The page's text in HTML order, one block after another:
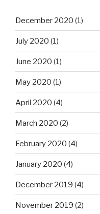
December 2020 (1)
July 2020 (1)
June 2020 (1)
May 2020 (1)
April 2020 (4)
March 2020 (2)
February 2020 (4)
January 2020 (4)
December 2019 (4)
November 2019 (2)